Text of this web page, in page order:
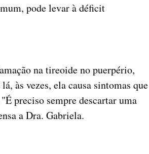
pode levar à déficit
na tireoide no puerpério,
às vezes, ela causa sintomas que
preciso sempre descartar uma
a Dra. Gabriela.